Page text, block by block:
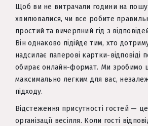
Щоб ви не витрачали години на
хвилювалися, чи все робите
простий та вичерпний гід з
Він однаково підійде тим, хто
надсилає паперові картки-відповіді
обирає онлайн-формат. Ми зробимо
максимально легким для вас,
підходу.
Відстеження присутності гостей —
організації весілля. Коли гості